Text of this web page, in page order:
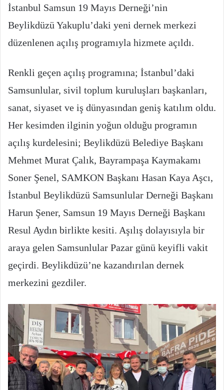
İstanbul Samsun 19 Mayıs Derneği’nin
Beylikdüzü Yakuplu’daki yeni dernek merkezi
düzenlenen açılış programıyla hizmete açıldı.
Renkli geçen açılış programına; İstanbul’daki
Samsunlular, sivil toplum kuruluşları başkanları,
sanat, siyaset ve iş dünyasından geniş katılım oldu.
Her kesimden ilginin yoğun olduğu programın
açılış kurdelesini; Beylikdüzü Belediye Başkanı
Mehmet Murat Çalık, Bayrampaşa Kaymakamı
Soner Şenel, SAMKON Başkanı Hasan Kaya Aşcı,
İstanbul Beylikdüzü Samsunlular Derneği Başkanı
Harun Şener, Samsun 19 Mayıs Derneği Başkanı
Resul Aydın birlikte kesiti. Aşılış dolayısıyla bir
araya gelen Samsunlular Pazar günü keyifli vakit
geçirdi. Beylikdüzü’ne kazandırılan dernek
merkezini gezdiler.